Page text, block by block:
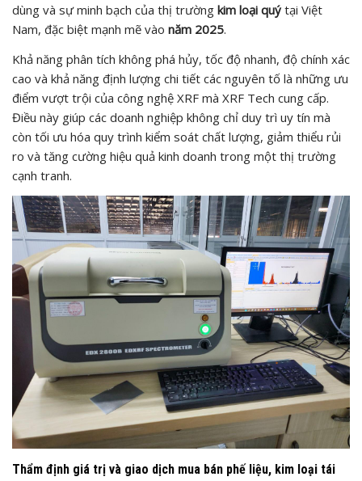
dùng và sự minh bạch của thị trường kim loại quý tại Việt
Nam, đặc biệt mạnh mẽ vào năm 2025.
Khả năng phân tích không phá hủy, tốc độ nhanh, độ chính xác
cao và khả năng định lượng chi tiết các nguyên tố là những ưu
điểm vượt trội của công nghệ XRF mà XRF Tech cung cấp.
Điều này giúp các doanh nghiệp không chỉ duy trì uy tín mà
còn tối ưu hóa quy trình kiểm soát chất lượng, giảm thiểu rủi
ro và tăng cường hiệu quả kinh doanh trong một thị trường
cạnh tranh.
Thẩm định giá trị và giao dịch mua bán phế liệu, kim loại tái